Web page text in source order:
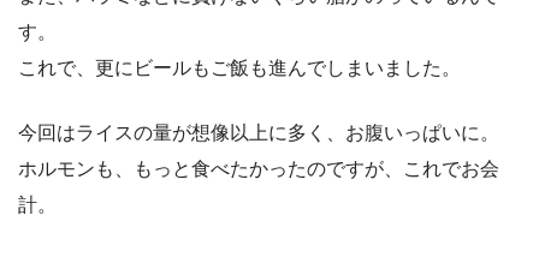
す。
これで、更にビールもご飯も進んでしまいました。
今回はライスの量が想像以上に多く、お腹いっぱいに。
ホルモンも、もっと食べたかったのですが、これでお会
計。